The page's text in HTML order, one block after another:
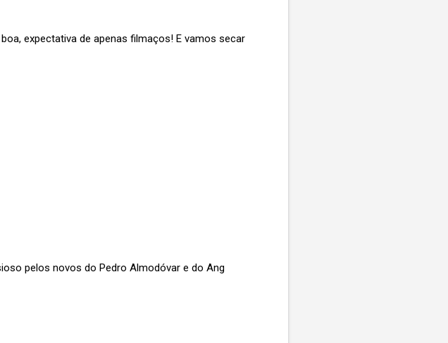
expectativa de apenas filmaços! E vamos secar
pelos novos do Pedro Almodóvar e do Ang